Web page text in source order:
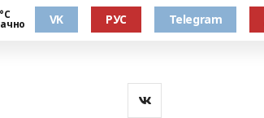
VK РУС Telegram